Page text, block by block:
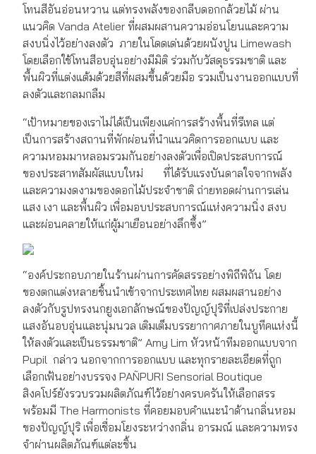
โทนสีอันอ่อนหวาน แต่ทรงพลังของกลีบดอกกล้วยไม้ ผ่าน
แนวคิด Vanda Atelier ที่ผสมผสานความอ่อนโยนและความ
สงบนิ่งไว้อย่างลงตัว ภายในโดดเด่นด้วยผนังปูน Limewash
โดยเลือกใช้โทนสีอบอุ่นอย่างมีมิติ ร่วมกับวัสดุธรรมชาติ และ
พื้นผิวที่แต่งแต้มด้วยสีที่ผสมขึ้นด้วยมือ รวมเป็นงานออกแบบที่
ลงตัวและกลมกลืม
“เป้าหมายของเราไม่ได้เป็นเพียงแค่การสร้างพื้นที่รีเทล แต่
เป็นการสร้างสถานที่พักผ่อนที่นำแนวคิดการออกแบบ และ
ความหอมมาหลอมรวมกันอย่างลงตัวเพื่อเปิดประสบการณ์
ของประสาทสัมผัสแบบใหม่ ที่ได้รับแรงบันดาลใจจากพลัง
และความงดงามของดอกไม้ประจำชาติ ถ่ายทอดผ่านการเล่น
แสง เงา และพื้นผิว เพื่อมอบประสบการณ์แห่งความนิ่ง สงบ
และผ่อนคลายให้แก่ผู้มาเยือนอย่างลึกซึ้ง”
“องค์ประกอบภายในร้านผ่านการคัดสรรอย่างพิถีพิถัน โดย
ของตกแต่งหลายชิ้นนำเข้าจากประเทศไทย ผสมผสานอย่าง
ลงตัวกับรูปทรงนกยูงเอกลักษณ์ของปัญญ์ปุริที่เปล่งประกาย
แสงอันอบอุ่นและนุ่มนวล เติมเต็มบรรยากาศภายในบูทีคแห่งนี้
ให้ลงตัวและเป็นธรรมชาติ” Amy Lim หัวหน้าทีมออกแบบจาก
Pupil กล่าว นอกจากการออกแบบ และทุกรายละเอียดที่ถูก
เลือกเฟ้นอย่างบรรจง PAÑPURI Sensorial Boutique
สิงคโปร์ยังรวบรวมผลิตภัณฑ์ไว้อย่างครบครันให้เลือกสรร
พร้อมมี The Harmonists ที่คอยมอบคำแนะนำด้านกลิ่นหอม
ของปัญญ์ปุริ เพื่อเชื่อมโยงระหว่างกลิ่น อารมณ์ และความทรง
จำผ่านผลิตภัณฑ์แต่ละชิ้น